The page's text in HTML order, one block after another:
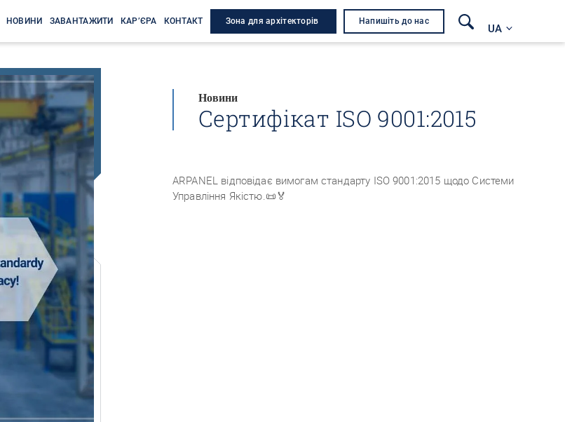
НОВИНИ ЗАВАНТАЖИТИ КАР’ЄРА КОНТАКТ Зона для архітекторів Напишіть до нас
UA
Новини
Сертифікат ISO 9001:2015
ARPANEL відповідає вимогам стандарту ISO 9001:2015 щодо Системи
Управління Якістю.📜🏅